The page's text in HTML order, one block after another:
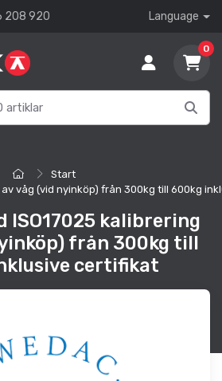
208 920 Language
0
Start
våg (vid nyinköp) från 300kg till 600kg
ISO17025 kalibrering
från 300kg till
certifikat